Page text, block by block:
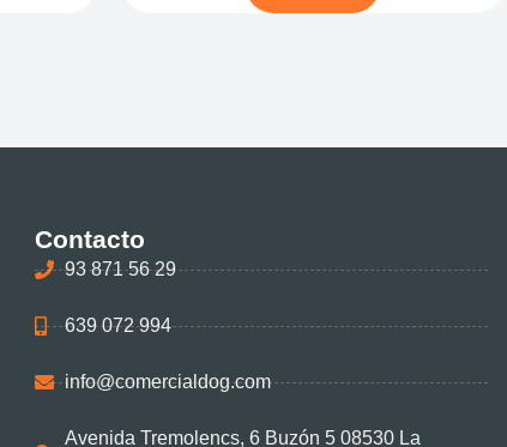
Contacto
93 871 56 29
639 072 994
info@comercialdog.com
Avenida Tremolencs, 6 Buzón 5 08530 La